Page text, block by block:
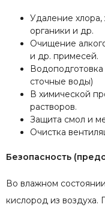
Удаление
органики и др.
Очищение
и др. примесей.
сточные воды)
В химической
растворов.
Защита смол и
Очистка
Безопасность
Во влажном
кислород из воздуха.